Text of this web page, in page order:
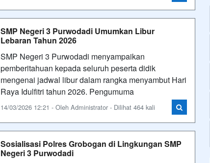
SMP Negeri 3 Purwodadi Umumkan Libur
Lebaran Tahun 2026
SMP Negeri 3 Purwodadi menyampaikan
pemberitahuan kepada seluruh peserta didik
mengenai jadwal libur dalam rangka menyambut Hari
Raya Idulfitri tahun 2026. Pengumuma
14/03/2026 12:21 - Oleh Administrator - Dilihat 464 kali
Sosialisasi Polres Grobogan di Lingkungan SMP
Negeri 3 Purwodadi